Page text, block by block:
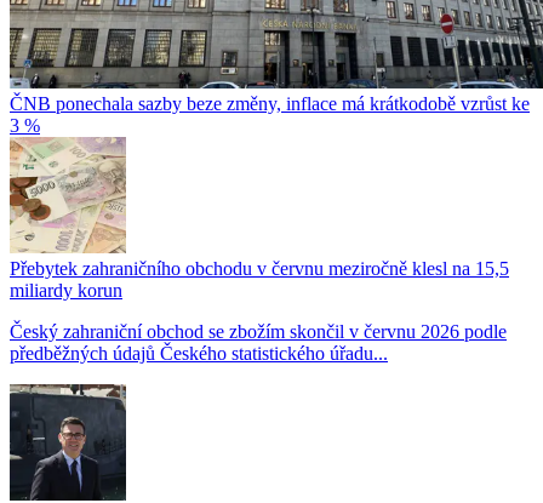
ČNB ponechala sazby beze změny, inflace má krátkodobě vzrůst ke
3 %
Přebytek zahraničního obchodu v červnu meziročně klesl na 15,5
miliardy korun
Český zahraniční obchod se zbožím skončil v červnu 2026 podle
předběžných údajů Českého statistického úřadu...